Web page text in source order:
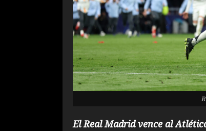
El Real Madrid vence al